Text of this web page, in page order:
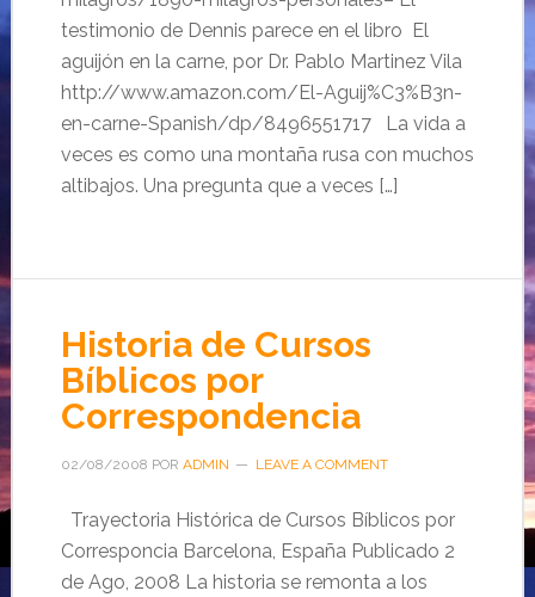
testimonio de Dennis parece en el libro El
aguijón en la carne, por Dr. Pablo Martinez Vila
http://www.amazon.com/El-Aguij%C3%B3n-
en-carne-Spanish/dp/8496551717 La vida a
veces es como una montaña rusa con muchos
altibajos. Una pregunta que a veces […]
Historia de Cursos
Bíblicos por
Correspondencia
02/08/2008 POR ADMIN LEAVE A COMMENT
Trayectoria Histórica de Cursos Bíblicos por
Corresponcia Barcelona, España Publicado 2
de Ago, 2008 La historia se remonta a los